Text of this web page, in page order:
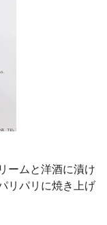
ームと洋酒に漬け
リパリに焼き上げ